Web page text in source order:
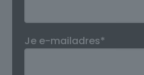
Je e-mailadres*